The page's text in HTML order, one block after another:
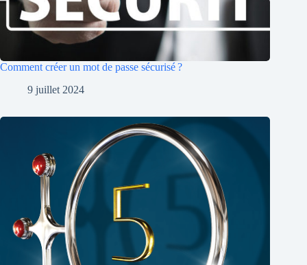
Comment créer un mot de passe sécurisé ?
9 juillet 2024